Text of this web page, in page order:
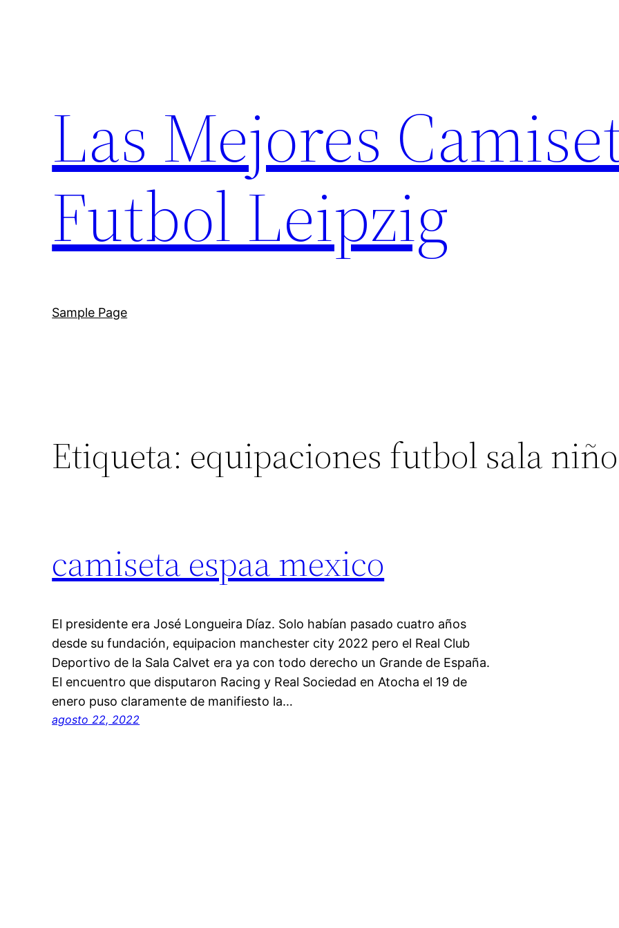
Las Mejores
Futbol Leipzig
Sample Page
Etiqueta: equipaciones futbol sala
camiseta espaa mexico
El presidente era José Longueira Díaz. Solo habían pasado cuatro años
desde su fundación, equipacion manchester city 2022 pero el Real Club
Deportivo de la Sala Calvet era ya con todo derecho un Grande de España.
El encuentro que disputaron Racing y Real Sociedad en Atocha el 19 de
enero puso claramente de manifiesto la…
agosto 22, 2022